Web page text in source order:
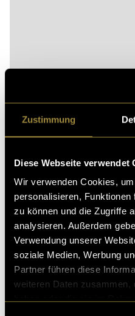
Zustimmung
Diese Webseite verwendet
Wir verwenden Cookies,
personalisieren,
zu können und die Zugriffe
analysieren. Außerdem
Verwendung unserer
soziale Medien, Werbung
Partner führen diese
weiteren Daten zusammen,
Bitte akzeptiere die
Ähnliche Artikel